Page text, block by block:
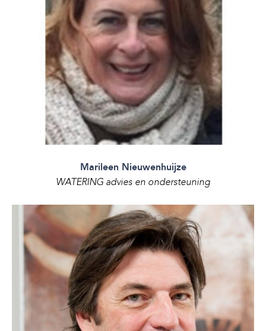
Marileen Nieuwenhuijze
WATERING advies en ondersteuning